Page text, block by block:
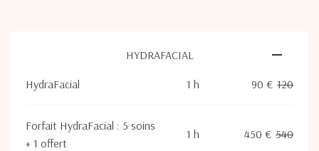
HYDRAFACIAL
HydraFacial 1 h 90 € 120
Forfait HydraFacial : 5 soins
+ 1 offert
1 h 450 € 540